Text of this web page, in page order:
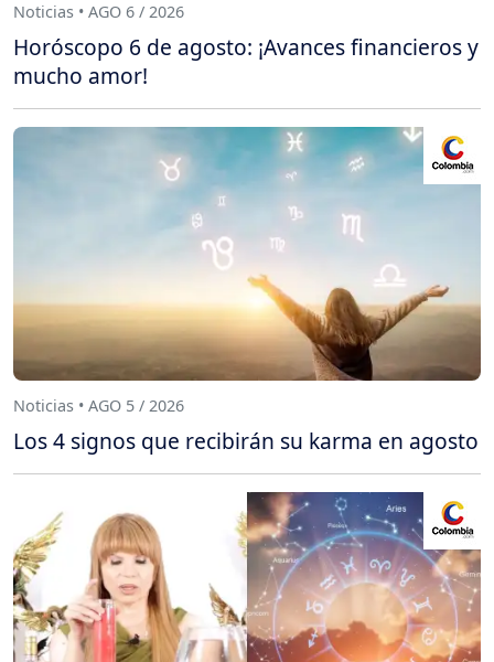
Noticias • AGO 6 / 2026
Horóscopo 6 de agosto: ¡Avances financieros y
mucho amor!
Noticias • AGO 5 / 2026
Los 4 signos que recibirán su karma en agosto